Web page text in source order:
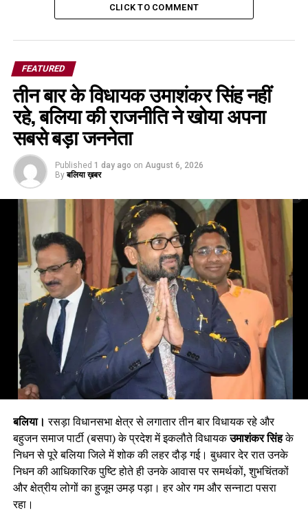
CLICK TO COMMENT
FEATURED
तीन बार के विधायक उमाशंकर सिंह नहीं
रहे, बलिया की राजनीति ने खोया अपना
सबसे बड़ा जननेता
Published 1 day ago on August 6, 2026
By बलिया ख़बर
बलिया। रसड़ा विधानसभा क्षेत्र से लगातार तीन बार विधायक रहे और
बहुजन समाज पार्टी (बसपा) के प्रदेश में इकलौते विधायकउमाशंकर सिंहके
निधन से पूरे बलिया जिले में शोक की लहर दौड़ गई। बुधवार देर रात उनके
निधन की आधिकारिक पुष्टि होते ही उनके आवास पर समर्थकों, शुभचिंतकों
और क्षेत्रीय लोगों का हुजूम उमड़ पड़ा। हर ओर गम और सन्नाटा पसरा
रहा।